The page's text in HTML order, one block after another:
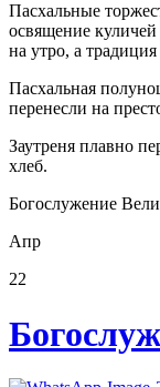
Пасхальные
освящение
на утро, а
Пасхальная
перенесли на
Заутреня плавно
хлеб.
Богослужение
Апр
22